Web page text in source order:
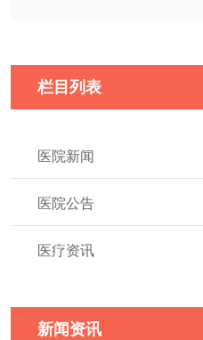
栏目列表
医院新闻
医院公告
医疗资讯
新闻资讯